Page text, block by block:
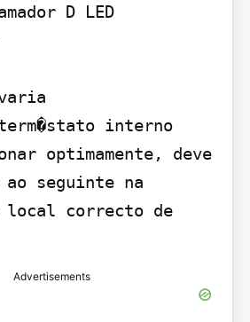
D LED
interno
optimamente, deve
seguinte na
local correcto de
Advertisements